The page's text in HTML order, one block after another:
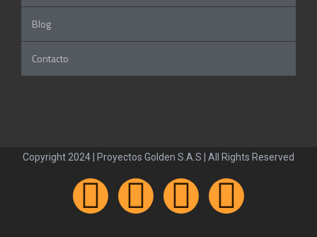
Blog
Contacto
Copyright 2024 | Proyectos Golden S.A.S | All Rights Reserved